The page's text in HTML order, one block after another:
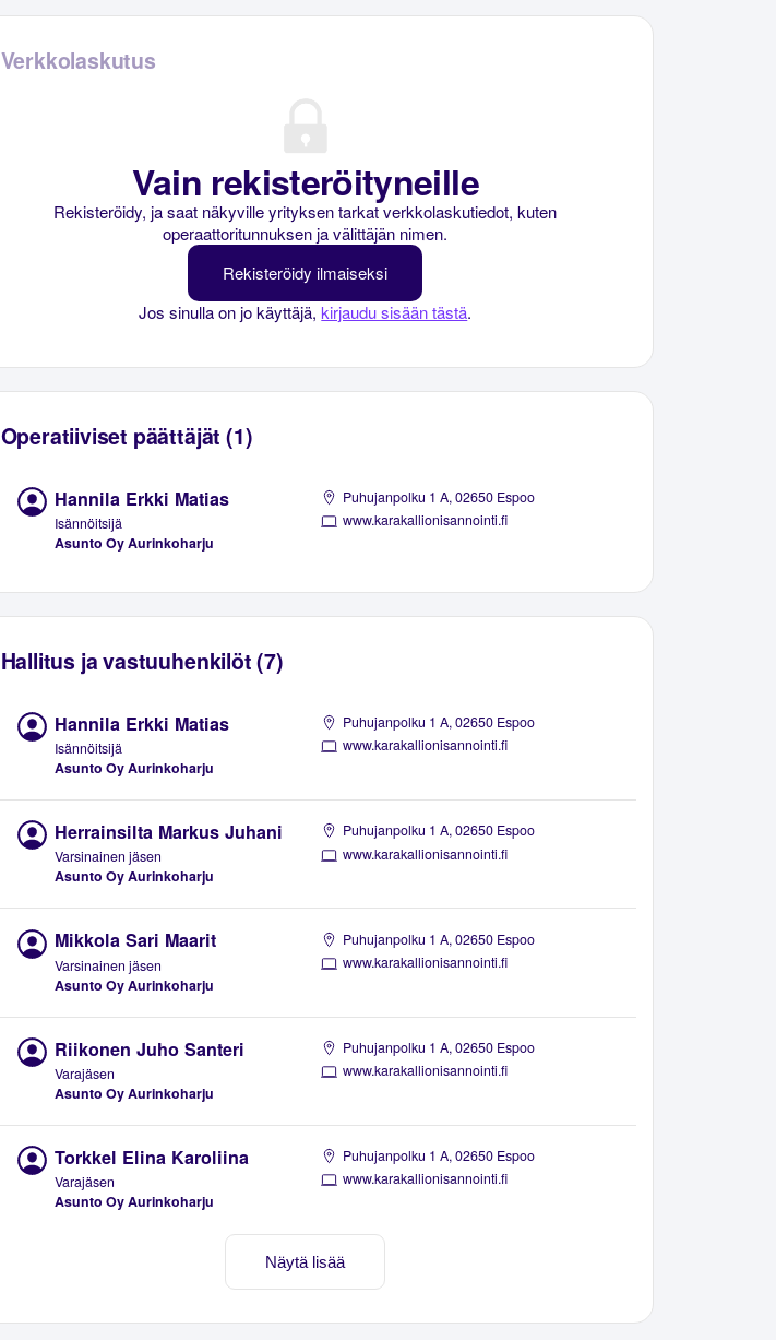
Verkkolaskutus
Vain rekisteröityneille
Rekisteröidy, ja saat näkyville yrityksen tarkat verkkolaskutiedot, kuten
operaattoritunnuksen ja välittäjän nimen.
Rekisteröidy ilmaiseksi
Jos sinulla on jo käyttäjä,kirjaudu sisään tästä.
Operatiiviset päättäjät (1)
Hannila Erkki Matias
Isännöitsijä
Asunto Oy Aurinkoharju
Puhujanpolku 1 A, 02650 Espoo
www.karakallionisannointi.fi
Hallitus ja vastuuhenkilöt (7)
Hannila Erkki Matias
Isännöitsijä
Asunto Oy Aurinkoharju
Puhujanpolku 1 A, 02650 Espoo
www.karakallionisannointi.fi
Herrainsilta Markus Juhani
Varsinainen jäsen
Asunto Oy Aurinkoharju
Puhujanpolku 1 A, 02650 Espoo
www.karakallionisannointi.fi
Mikkola Sari Maarit
Varsinainen jäsen
Asunto Oy Aurinkoharju
Puhujanpolku 1 A, 02650 Espoo
www.karakallionisannointi.fi
Riikonen Juho Santeri
Varajäsen
Asunto Oy Aurinkoharju
Puhujanpolku 1 A, 02650 Espoo
www.karakallionisannointi.fi
Torkkel Elina Karoliina
Varajäsen
Asunto Oy Aurinkoharju
Puhujanpolku 1 A, 02650 Espoo
www.karakallionisannointi.fi
Näytä lisää